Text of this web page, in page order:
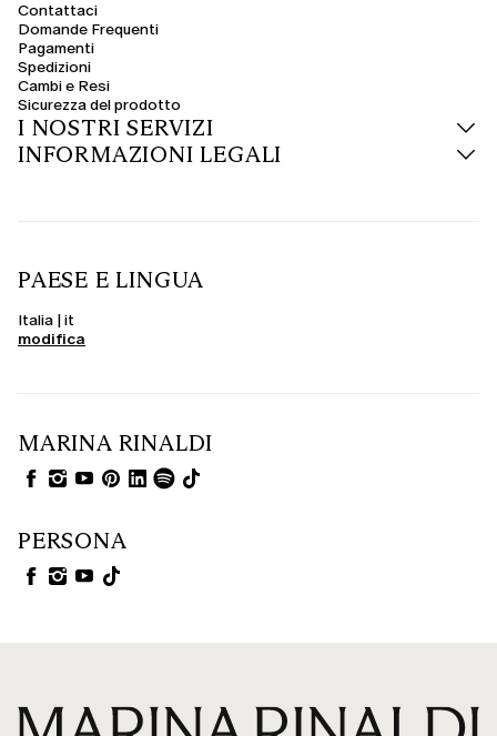
Contattaci
Domande Frequenti
Pagamenti
Spedizioni
Cambi e Resi
Sicurezza del prodotto
I NOSTRI SERVIZI
INFORMAZIONI LEGALI
PAESE E LINGUA
Italia | it
modifica
MARINA RINALDI
PERSONA